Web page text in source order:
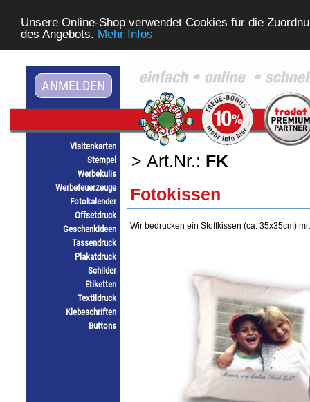
Unsere Online-Shop verwendet Cookies für die
des Angebots. Mehr Infos
ANMELDEN
Visitenkarten
Stempel
Werbekulis
Werbefeuerzeuge
Fotokalender
Offsetdruck
Geschenkideen
Tassendruck
Plakatdruck
Schilder
Etiketten
Textildruck
Klebeschriften
Buttons
> Art.Nr.: FK
Fotokissen
Wir bedrucken ein Stoffkissen (ca. 35x35cm)